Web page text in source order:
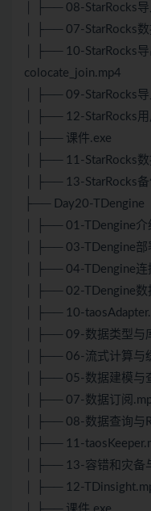
│ ├── 08-StarRocks
│ ├── 07-StarRocks
│ ├── 10-StarRocks导
colocate_join.mp4
│ ├── 09-StarRocks
│ ├── 12-StarRocks
│ ├── 课件.exe
│ ├── 11-StarRocks
│ ├── 13-StarRocks
├── Day20-TDengine
│ ├── 01-TDengine介
│ ├── 03-TDengine部
│ ├── 04-TDengine连
│ ├── 02-TDengine数
│ ├── 10-
│ ├── 09-数据类型与
│ ├── 06-流式计算与
│ ├── 05-数据建模与
│ ├── 07-数据订阅
│ ├── 08-数据查询与
│ ├── 11-
│ ├── 13-容错和灾备
│ ├── 12-